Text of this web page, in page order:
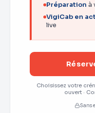
Préparation à
VigiCab en
live
Choisissez votre
ouvert ·
Sans